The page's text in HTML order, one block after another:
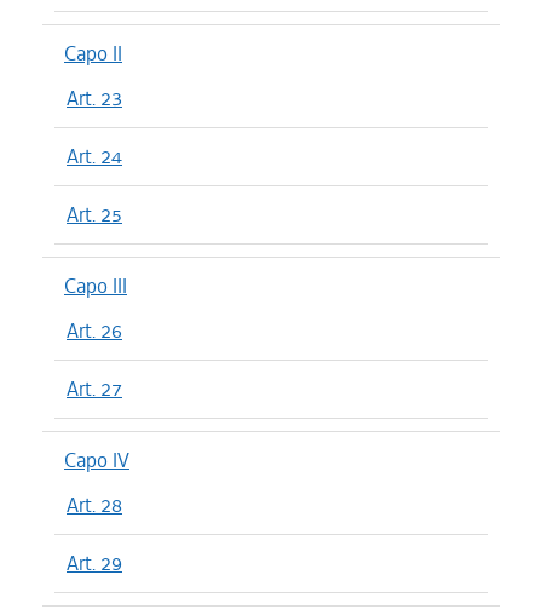
Capo II
Art. 23
Art. 24
Art. 25
Capo III
Art. 26
Art. 27
Capo IV
Art. 28
Art. 29